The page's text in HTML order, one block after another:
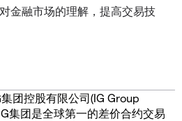
金融市场的理解，提高交易技
团控股有限公司(IG Group
集团是全球第一的差价合约交易